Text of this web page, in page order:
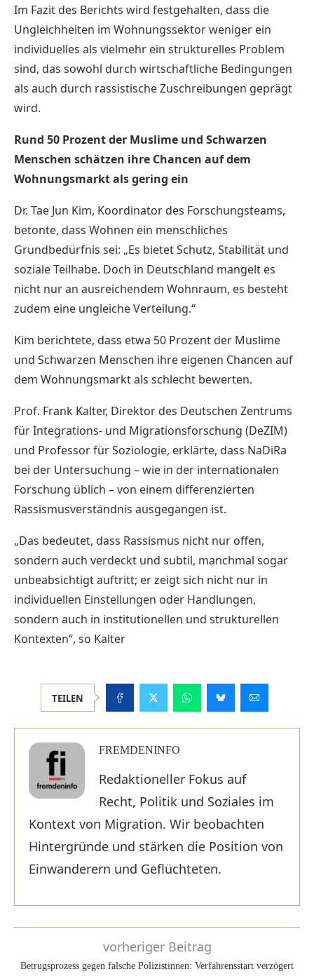
Im Fazit des Berichts wird festgehalten, dass die
Ungleichheiten im Wohnungssektor weniger ein
individuelles als vielmehr ein strukturelles Problem
sind, das sowohl durch wirtschaftliche Bedingungen
als auch durch rassistische Zuschreibungen geprägt
wird.
Rund 50 Prozent der Muslime und Schwarzen
Menschen schätzen ihre Chancen auf dem
Wohnungsmarkt als gering ein
Dr. Tae Jun Kim, Koordinator des Forschungsteams,
betonte, dass Wohnen ein menschliches
Grundbedürfnis sei: „Es bietet Schutz, Stabilität und
soziale Teilhabe. Doch in Deutschland mangelt es
nicht nur an ausreichendem Wohnraum, es besteht
zudem eine ungleiche Verteilung.“
Kim berichtete, dass etwa 50 Prozent der Muslime
und Schwarzen Menschen ihre eigenen Chancen auf
dem Wohnungsmarkt als schlecht bewerten.
Prof. Frank Kalter, Direktor des Deutschen Zentrums
für Integrations- und Migrationsforschung (DeZIM)
und Professor für Soziologie, erklärte, dass NaDiRa
bei der Untersuchung – wie in der internationalen
Forschung üblich – von einem differenzierten
Rassismusverständnis ausgegangen ist.
„Das bedeutet, dass Rassismus nicht nur offen,
sondern auch verdeckt und subtil, manchmal sogar
unbeabsichtigt auftritt; er zeigt sich nicht nur in
individuellen Einstellungen oder Handlungen,
sondern auch in institutionellen und strukturellen
Kontexten“, so Kalter
TEILEN
FREMDENINFO
Redaktioneller Fokus auf
Recht, Politik und Soziales im
Kontext von Migration. Wir beobachten
Hintergründe und stärken die Position von
Einwanderern und Geflüchteten.
vorheriger Beitrag
Betrugsprozess gegen falsche Polizistinnen: Verfahrensstart verzögert